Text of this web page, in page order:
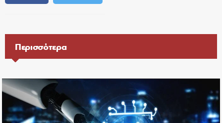
Περισσότερα